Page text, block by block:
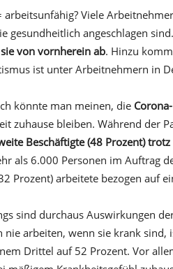
arbeitsunfähig? Viele
gesundheitlich angeschlagen
von vornherein ab. Hinzu
ist unter Arbeitnehmern in
könnte man meinen, die
zuhause bleiben. Während der
Beschäftigte (48 Prozent)
als 6.000 Personen im Auftrag
Prozent) arbeitete bezogen auf
sind durchaus Auswirkungen
nie arbeiten, wenn sie krank sind,
Drittel auf 52 Prozent. Vor